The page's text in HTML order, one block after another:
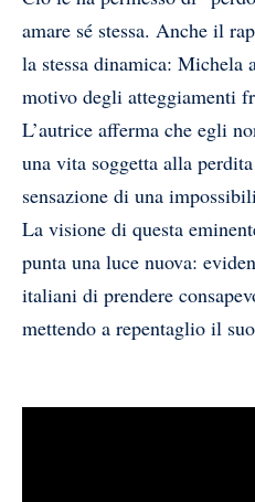
amare sé stessa. Anche il
la stessa dinamica: Michela
motivo degli atteggiamenti
L’autrice afferma che egli
una vita soggetta alla
sensazione di una
La visione di questa
punta una luce nuova:
italiani di prendere
mettendo a repentaglio il